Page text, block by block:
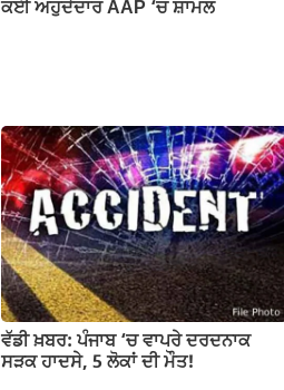
ਕਈ ਅਹੁਦੇਦਾਰ AAP ‘ਚ ਸ਼ਾਮਲ
ਵੱਡੀ ਖ਼ਬਰ: ਪੰਜਾਬ ‘ਚ ਵਾਪਰੇ ਦਰਦਨਾਕ
ਸੜਕ ਹਾਦਸੇ, 5 ਲੋਕਾਂ ਦੀ ਮੌਤ!